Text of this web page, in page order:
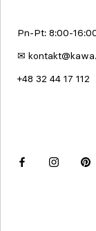
Pn-Pt: 8:00-
✉
+48 32 44 17 112